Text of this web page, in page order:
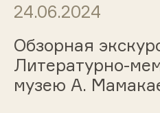
24.06.2024
Обзорная
Литературно-
музею А.